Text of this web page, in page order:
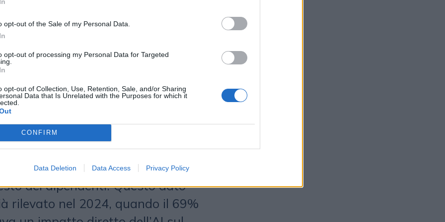
opt-out of the Sale of my Personal Data.
opt-out of processing my Personal Data for Targeted
opt-out of Collection, Use, Retention, Sale, and/or Sharing
Data that Is Unrelated with the Purposes for which it
CONFIRM
Data Deletion Data Access Privacy Policy
come la scrittura di testi (60%),
e i chatbot (40%). Tuttavia, la
dei dati (53%), la user
(32,5%) restano i principali
gli utenti.
l’adozione dell’AI segua un
59% di coloro che hanno ruoli
incrementato l’uso dell’AI
dei dipendenti. Questo dato
rilevato nel 2024, quando il 69%